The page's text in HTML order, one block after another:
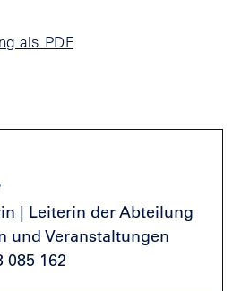
als PDF
| Leiterin der Abteilung
und Veranstaltungen
085 162